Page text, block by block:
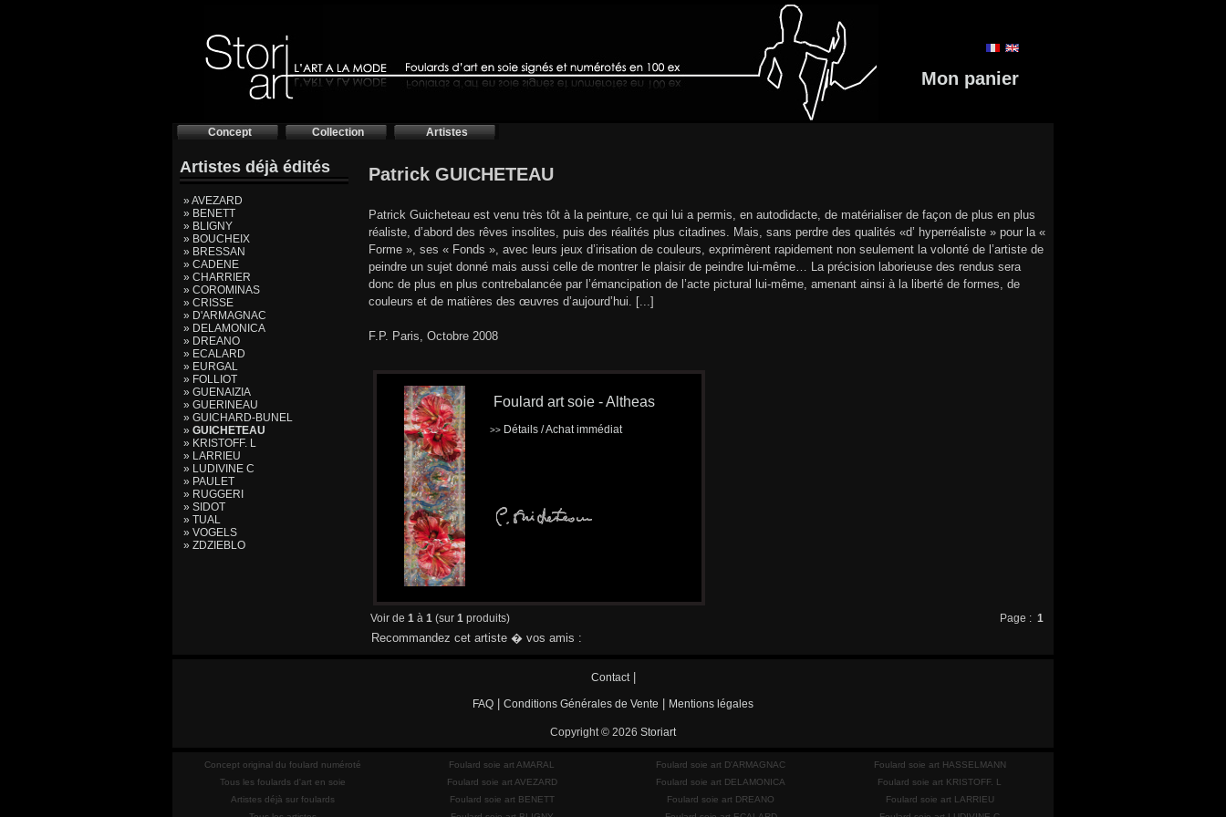
Mon panier
Concept Collection Artistes
Artistes déjà édités
» AVEZARD
» BENETT
» BLIGNY
» BOUCHEIX
» BRESSAN
» CADENE
» CHARRIER
» COROMINAS
» CRISSE
» D'ARMAGNAC
» DELAMONICA
» DREANO
» ECALARD
» EURGAL
» FOLLIOT
» GUENAIZIA
» GUERINEAU
» GUICHARD-BUNEL
» GUICHETEAU
» KRISTOFF. L
» LARRIEU
» LUDIVINE C
» PAULET
» RUGGERI
» SIDOT
» TUAL
» VOGELS
» ZDZIEBLO
Patrick GUICHETEAU
Patrick Guicheteau est venu très tôt à la peinture, ce qui lui a permis, en autodidacte, de matérialiser de façon de plus en plus
réaliste, d’abord des rêves insolites, puis des réalités plus citadines. Mais, sans perdre des qualités «d’ hyperréaliste » pour la «
Forme », ses « Fonds », avec leurs jeux d’irisation de couleurs, exprimèrent rapidement non seulement la volonté de l’artiste de
peindre un sujet donné mais aussi celle de montrer le plaisir de peindre lui-même… La précision laborieuse des rendus sera
donc de plus en plus contrebalancée par l’émancipation de l’acte pictural lui-même, amenant ainsi à la liberté de formes, de
couleurs et de matières des œuvres d’aujourd’hui. [...]
F.P. Paris, Octobre 2008
Foulard art soie - Altheas
>> Détails / Achat immédiat
Voir de 1 à 1 (sur 1 produits) Page : 1
Recommandez cet artiste � vos amis :
Contact|
FAQ Conditions Générales de Vente Mentions légales
Copyright © 2026 Storiart
Concept original du foulard numéroté
Tous les foulards d'art en soie
Artistes déjà sur foulards
Foulard soie art AMARAL
Foulard soie art AVEZARD
Foulard soie art BENETT
Foulard soie art D'ARMAGNAC
Foulard soie art DELAMONICA
Foulard soie art DREANO
Foulard soie art HASSELMANN
Foulard soie art KRISTOFF. L
Foulard soie art LARRIEU